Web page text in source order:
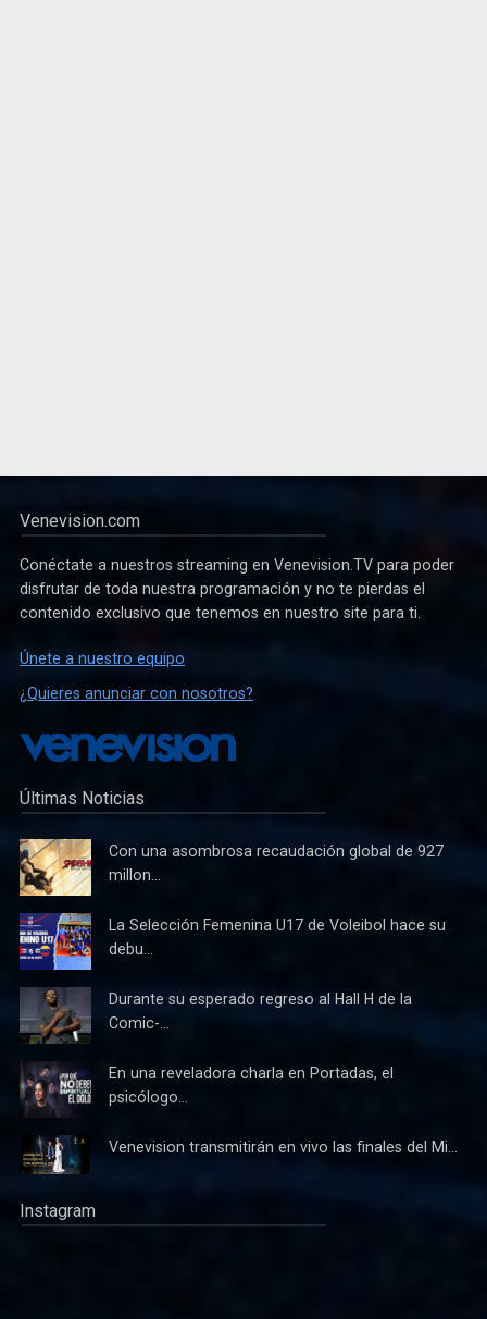
Venevision.com
Conéctate a nuestros streaming en Venevision.TV para poder
disfrutar de toda nuestra programación y no te pierdas el
contenido exclusivo que tenemos en nuestro site para ti.
Únete a nuestro equipo
¿Quieres anunciar con nosotros?
Últimas Noticias
Con una asombrosa recaudación global de 927
millon...
La Selección Femenina U17 de Voleibol hace su
debu...
Durante su esperado regreso al Hall H de la
Comic-...
En una reveladora charla en Portadas, el
psicólogo...
Venevision transmitirán en vivo las finales del Mi...
Instagram